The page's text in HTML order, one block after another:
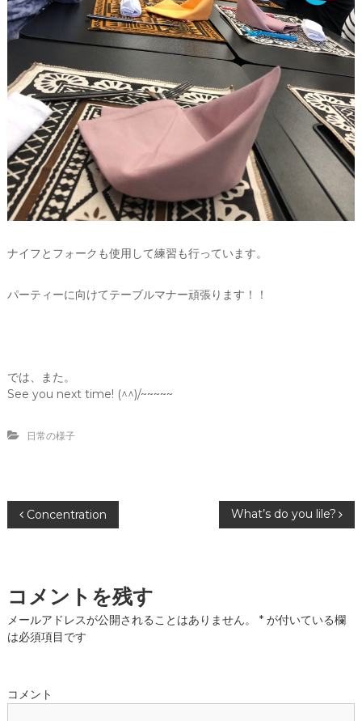
ナイフとフォークも使用して練習も行っています。
パーティーに向けてテーブルマナー頑張ります！！
では、また。
See you next time! (^^)/~~~~~
日常の様子
投
ナ
ビ
ー
Concentration What’s do you lile?
コメントを残す
メールアドレスが公開されることはありません。 *が付いている欄
は必須項目です
コメント